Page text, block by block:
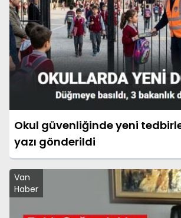
Okul güvenliğinde yeni
yazı gönderildi
Van
Haber